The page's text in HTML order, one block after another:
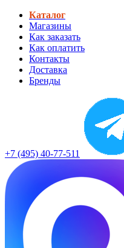
Каталог
Магазины
Как заказать
Как оплатить
Контакты
Доставка
Бренды
+7 (495) 40-77-511